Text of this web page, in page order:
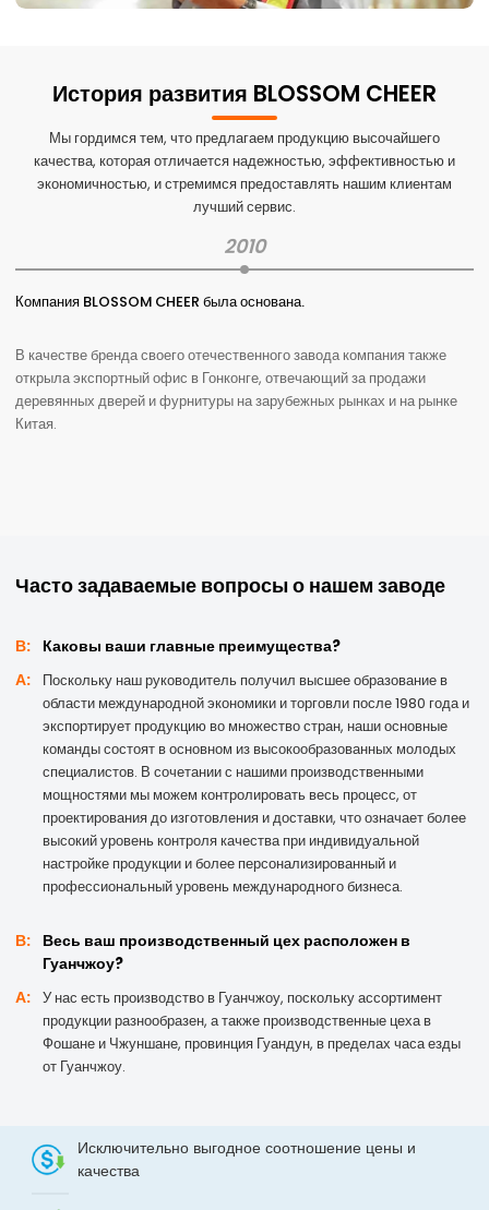
История развития BLOSSOM CHEER
Мы гордимся тем, что предлагаем продукцию высочайшего
качества, которая отличается надежностью, эффективностью и
экономичностью, и стремимся предоставлять нашим клиентам
лучший сервис.
2010
Компания BLOSSOM CHEER была основана.
В качестве бренда своего отечественного завода компания также
открыла экспортный офис в Гонконге, отвечающий за продажи
деревянных дверей и фурнитуры на зарубежных рынках и на рынке
Китая.
Часто задаваемые вопросы о нашем заводе
В: Каковы ваши главные преимущества?
А:
Поскольку наш руководитель получил высшее образование в
области международной экономики и торговли после 1980 года и
экспортирует продукцию во множество стран, наши основные
команды состоят в основном из высокообразованных молодых
специалистов. В сочетании с нашими производственными
мощностями мы можем контролировать весь процесс, от
проектирования до изготовления и доставки, что означает более
высокий уровень контроля качества при индивидуальной
настройке продукции и более персонализированный и
профессиональный уровень международного бизнеса.
В: Весь ваш производственный цех расположен в
Гуанчжоу?
А:
У нас есть производство в Гуанчжоу, поскольку ассортимент
продукции разнообразен, а также производственные цеха в
Фошане и Чжуншане, провинция Гуандун, в пределах часа езды
от Гуанчжоу.
Исключительно выгодное соотношение цены и
качества